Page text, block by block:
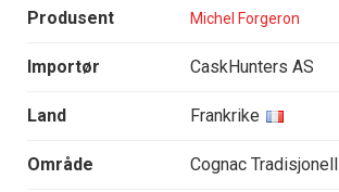
Produsent Michel Forgeron
Importør CaskHunters AS
Land Frankrike
Område Cognac Tradisjonell